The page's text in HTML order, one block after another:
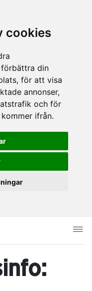
cookies
din
för att visa
annonser,
och för
ifrån.